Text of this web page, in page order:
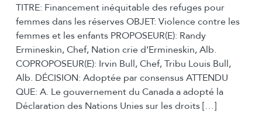
TITRE: Financement inéquitable des refuges pour
femmes dans les réserves OBJET: Violence contre les
femmes et les enfants PROPOSEUR(E): Randy
Ermineskin, Chef, Nation crie d’Ermineskin, Alb.
COPROPOSEUR(E): Irvin Bull, Chef, Tribu Louis Bull,
Alb. DÉCISION: Adoptée par consensus ATTENDU
QUE: A. Le gouvernement du Canada a adopté la
Déclaration des Nations Unies sur les droits […]